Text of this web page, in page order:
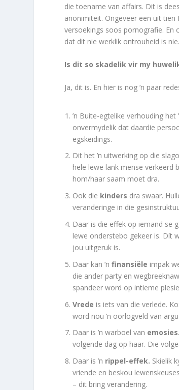
die toename van affairs. Dit is
anonimiteit. Ongeveer een uit
versoekings soos pornografie. En
dat dit nie werklik ontrouheid is nie.
Is dit so skadelik vir my
Ja, dit is. En hier is nog ’n paar
’n Buite-egtelike verhouding
onvermydelik dat daardie
egskeidings.
Dit het ’n uitwerking op die
hele lewe lank mense verkeerd
hom/haar saam moet dra.
Ook die kinders dra swaar.
veranderinge in die
Daar is die effek op iemand se
lewe onderstebo gekeer is. Dít
jou uitgeruk is.
Daar kan ’nfinansiële impak
die ander party en
spandeer word op intieme
Vrede is iets van die verlede.
word nou ’n oorlogveld van
Daar is ’n warboel van emosies
volgende dag op haar. Die
Daar is ’n rippel-effek. Skielik
vriende en beskou
– dit bring verandering.